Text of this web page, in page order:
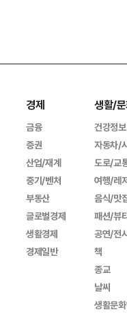
경제
금융
증권
산업/재계
중기/벤처
부동산
글로벌경제
생활경제
경제일반
생활/
건강정보
자동차/
도로/교
여행/레
음식/맛
패션/뷰
공연/전
책
종교
날씨
생활문